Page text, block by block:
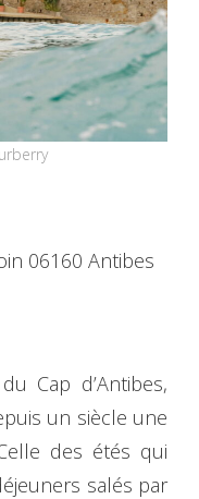
06160 Antibes
Cap d’Antibes,
un siècle une
des étés qui
salés par